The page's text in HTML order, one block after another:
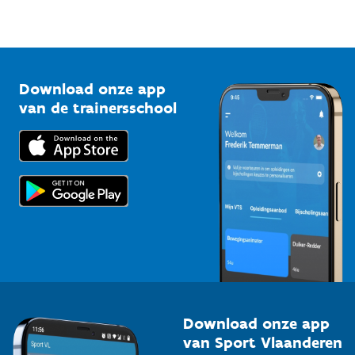
Bedrijven
Trainers en begeleiders
Topsporters
Vlaamse Trainersschool
Kennisplatform
Downloads
Voor de pers
Download onze app
van de trainersschool
Download onze app
van Sport Vlaanderen